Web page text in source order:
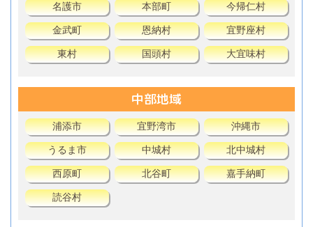
名護市 本部町 今帰仁村
金武町 恩納村 宜野座村
東村 国頭村 大宜味村
中部地域
浦添市 宜野湾市 沖縄市
うるま市 中城村 北中城村
西原町 北谷町 嘉手納町
読谷村